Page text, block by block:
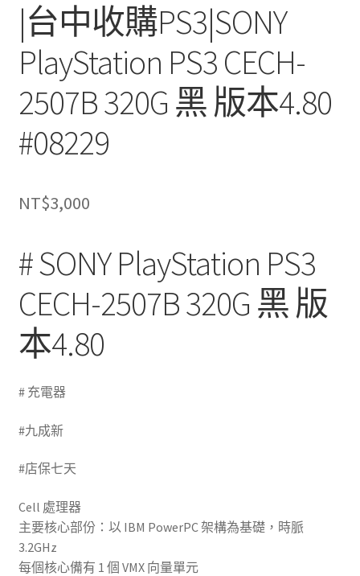
|台中收購PS3|SONY
PlayStation PS3 CECH-
2507B 320G 黑 版本4.80
#08229
NT$3,000
# SONY PlayStation PS3
CECH-2507B 320G 黑 版
本4.80
# 充電器(台中收購PS3)
#九成新(台中收購遊戲主機)
#店保七天
Cell 處理器
主要核心部份：以 IBM PowerPC 架構為基礎，時脈
3.2GHz
每個核心備有 1 個 VMX 向量單元